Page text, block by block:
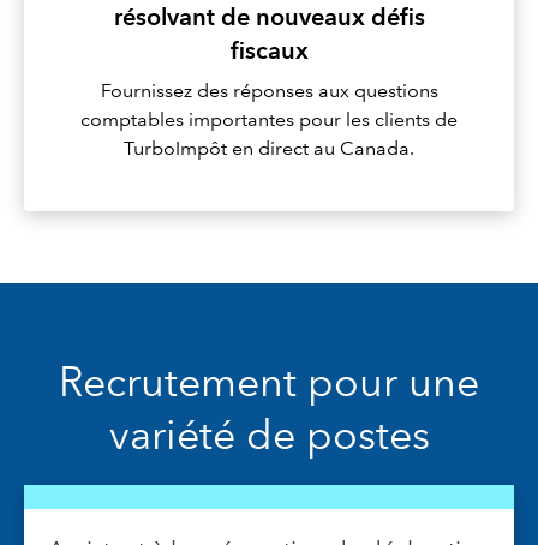
résolvant de nouveaux défis
fiscaux
Fournissez des réponses aux questions
comptables importantes pour les clients de
TurboImpôt en direct au Canada.
Recrutement pour une
variété de postes